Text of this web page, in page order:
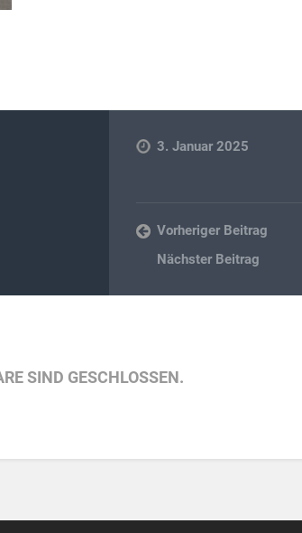
3. Januar 2025
Vorheriger Beitrag
Nächster Beitrag
SIND GESCHLOSSEN.